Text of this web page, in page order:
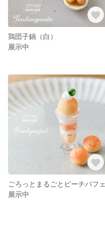
鶏団子鍋（白）
展示中
ごろっとまるごとピーチパフェ
展示中